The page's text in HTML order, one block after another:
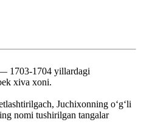
1703-1704 yillardagi
xiva xoni.
Juchixonning o‘g‘li
nomi tushirilgan tangalar